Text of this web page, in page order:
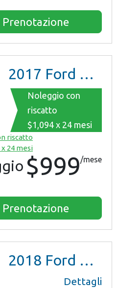
Prenotazione
2017 Ford Mustang
Noleggio con
riscatto
$1,094 x 24 mesi
riscatto
x 24 mesi
$999/mese
Prenotazione
2018 Ford Mustang
Dettagli